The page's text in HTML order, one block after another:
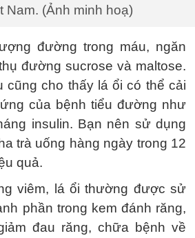
Nam. (Ảnh minh hoạ)
đường trong máu, ngăn
đường sucrose và maltose.
cũng cho thấy lá ổi có thể cải
của bệnh tiểu đường như
insulin. Bạn nên sử dụng
trà uống hàng ngày trong 12
quả.
viêm, lá ổi thường được sử
phần trong kem đánh răng,
đau răng, chữa bệnh về